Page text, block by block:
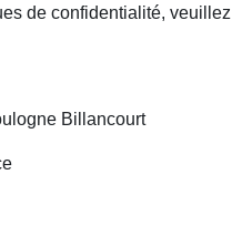
de confidentialité,
Billancourt